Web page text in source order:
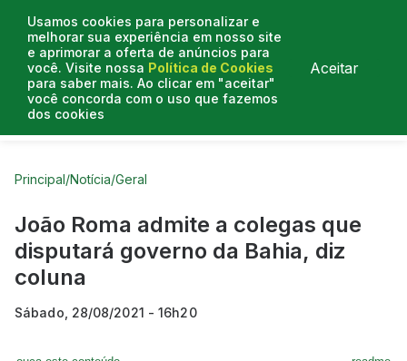
Usamos cookies para personalizar e
melhorar sua experiência em nosso site
e aprimorar a oferta de anúncios para
você. Visite nossa Política de Cookies
para saber mais. Ao clicar em "aceitar"
você concorda com o uso que fazemos
dos cookies
Aceitar
Curtas do Poder
Principal/Notícia/Geral
João Roma admite a colegas que
disputará governo da Bahia, diz
coluna
Sábado, 28/08/2021 - 16h20